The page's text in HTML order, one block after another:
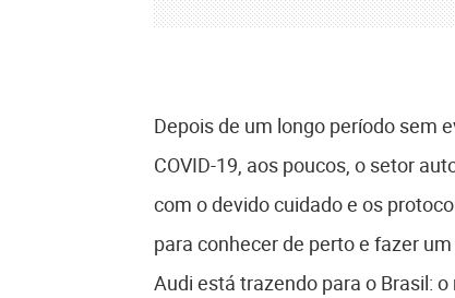
Depois de um longo período sem
COVID-19, aos poucos, o setor
com o devido cuidado e os
para conhecer de perto e fazer
Audi está trazendo para o Brasil: